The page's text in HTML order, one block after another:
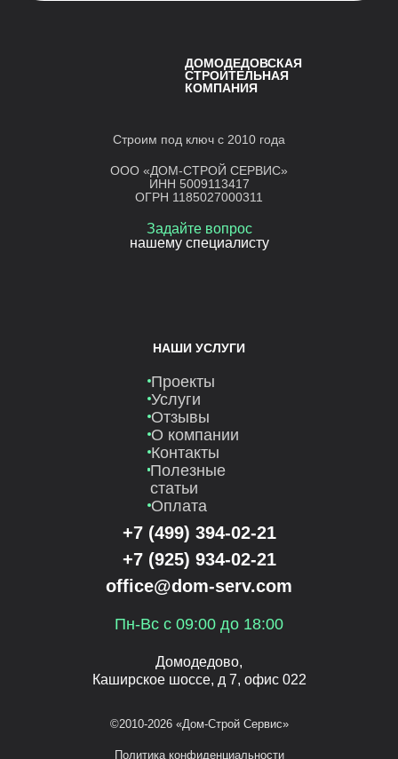
ДОМОДЕДОВСКАЯ
СТРОИТЕЛЬНАЯ
КОМПАНИЯ
Строим под ключ с 2010 года
ООО «ДОМ-СТРОЙ СЕРВИС»
ИНН 5009113417
ОГРН 1185027000311
Задайте вопрос
нашему специалисту
НАШИ УСЛУГИ
Проекты
Услуги
Отзывы
О компании
Контакты
Полезные
статьи
Оплата
+7 (499) 394-02-21
+7 (925) 934-02-21
office@dom-serv.com
Пн-Вс с 09:00 до 18:00
Домодедово,
Каширское шоссе, д 7, офис 022
©2010-2026 «Дом-Строй Сервис»
Политика конфиденциальности